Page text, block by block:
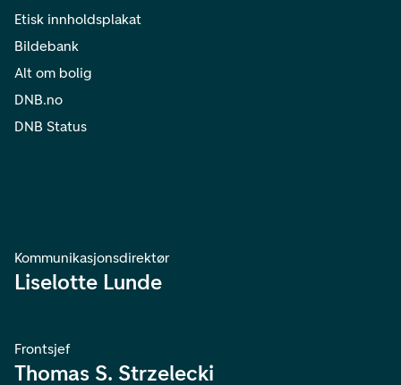
Etisk innholdsplakat
Bildebank
Alt om bolig
DNB.no
DNB Status
Kommunikasjonsdirektør
Liselotte Lunde
Frontsjef
Thomas S. Strzelecki